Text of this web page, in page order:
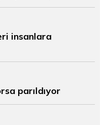
insanlara
parıldıyor